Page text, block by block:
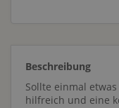
Beschreibung
Sollte einmal
hilfreich und eine